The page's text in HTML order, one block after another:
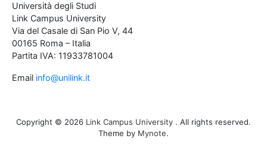
Università degli Studi
Link Campus University
Via del Casale di San Pio V, 44
00165 Roma – Italia
Partita IVA: 11933781004
Email info@unilink.it
Copyright © 2026 Link Campus University . All rights reserved.
Theme by Mynote.